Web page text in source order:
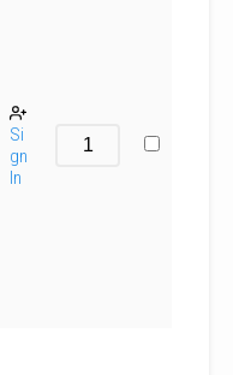
Si
gn
In